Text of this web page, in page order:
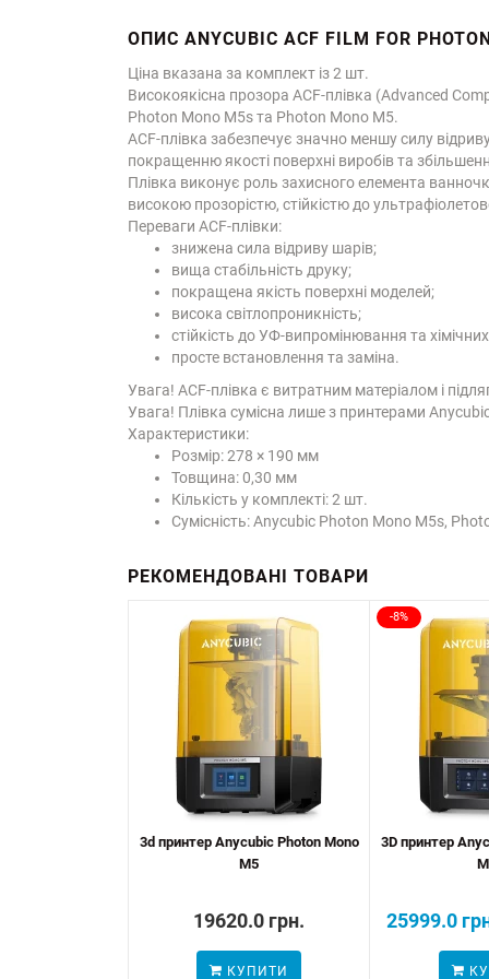
ОПИС ANYCUBIC ACF FILM FOR
Ціна вказана за комплект із 2 шт.
Високоякісна прозора ACF-плівка (Advanced
Photon Mono M5s та Photon Mono M5.
ACF-плівка забезпечує значно меншу силу
покращенню якості поверхні виробів та
Плівка виконує роль захисного елемента
високою прозорістю, стійкістю до
Переваги ACF-плівки:
знижена сила відриву шарів;
вища стабільність друку;
покращена якість поверхні моделей;
висока світлопроникність;
стійкість до УФ-випромінювання та
просте встановлення та заміна.
Увага! ACF-плівка є витратним матеріалом і
Увага! Плівка сумісна лише з принтерами
Характеристики:
Розмір: 278 × 190 мм
Товщина: 0,30 мм
Кількість у комплекті: 2 шт.
Сумісність: Anycubic Photon Mono M5s,
РЕКОМЕНДОВАНІ ТОВАРИ
3d принтер Anycubic Photon Mono
M5
19620.0 грн.
КУПИТИ
-8%
3D принтер
25999.0